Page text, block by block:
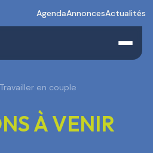
AgendaAnnoncesActualités
Travailler en couple
À VENIR